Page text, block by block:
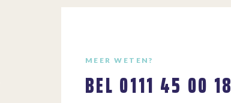
MEER WETEN?
BEL 0111 45 00 18